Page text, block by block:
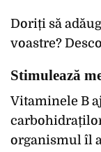
Doriți să
voastre?
Stimulează
Vitaminele B
organismul îl